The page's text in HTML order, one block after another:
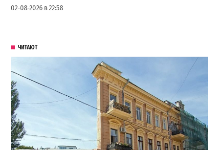
02-08-2026 в 22:58
ЧИТАЮТ